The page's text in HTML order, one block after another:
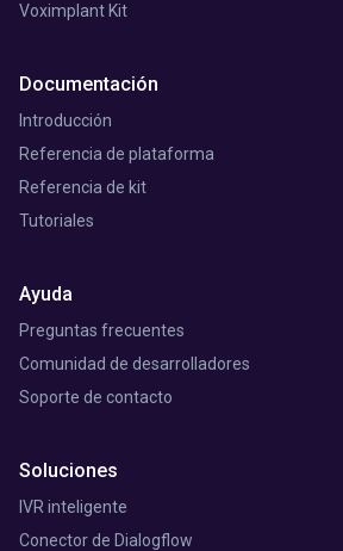
Voximplant Kit
Soluciones
IVR inteligente
Conector de Dialogflow
Documentación
Introducción
Referencia de plataforma
Referencia de kit
Tutoriales
Ayuda
Preguntas frecuentes
Comunidad de desarrolladores
Soporte de contacto